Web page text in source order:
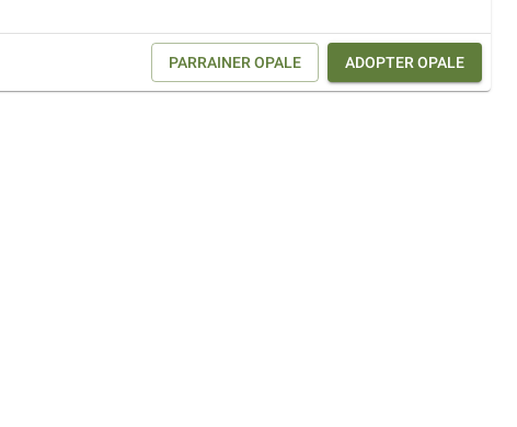
PARRAINER OPALE ADOPTER OPALE